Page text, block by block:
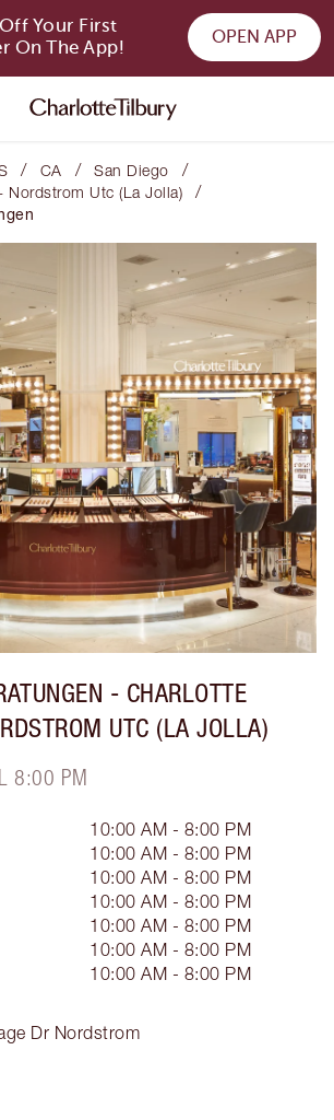
Your First
On The App!
OPEN APP
/ CA / San Diego /
Nordstrom Utc (La Jolla) /
- CHARLOTTE
UTC (LA JOLLA)
8:00 PM
Dr Nordstrom
10:00 AM - 8:00 PM
10:00 AM - 8:00 PM
10:00 AM - 8:00 PM
10:00 AM - 8:00 PM
10:00 AM - 8:00 PM
10:00 AM - 8:00 PM
10:00 AM - 8:00 PM